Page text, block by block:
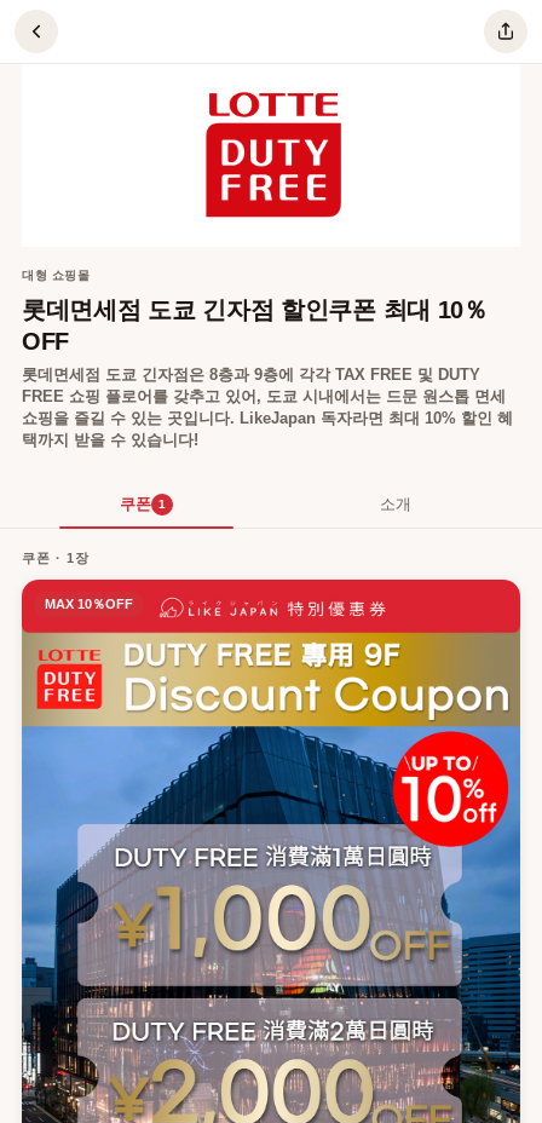
롯데면세점 도쿄 긴자점 할인쿠폰 최대 10％ OFF
대형 쇼핑몰
롯데면세점 도쿄 긴자점 할인쿠폰 최대 10％
OFF
롯데면세점 도쿄 긴자점은 8층과 9층에 각각 TAX FREE 및 DUTY
FREE 쇼핑 플로어를 갖추고 있어, 도쿄 시내에서는 드문 원스톱 면세
쇼핑을 즐길 수 있는 곳입니다. LikeJapan 독자라면 최대 10% 할인 혜
택까지 받을 수 있습니다!
쿠폰 1 소개
쿠폰 · 1장
MAX 10％OFF